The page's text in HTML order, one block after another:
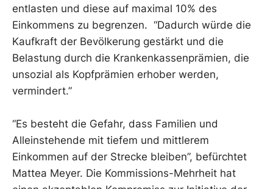
entlasten und diese auf maximal 10% des
Einkommens zu begrenzen. “Dadurch würde die
Kaufkraft der Bevölkerung gestärkt und die
Belastung durch die Krankenkassenprämien, die
unsozial als Kopfprämien erhober werden,
vermindert.”
“Es besteht die Gefahr, dass Familien und
Alleinstehende mit tiefem und mittlerem
Einkommen auf der Strecke bleiben”, befürchtet
Mattea Meyer. Die Kommissions-Mehrheit hat